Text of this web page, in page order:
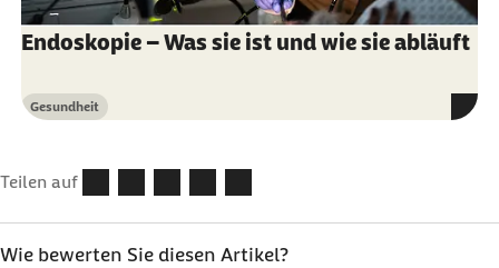
Endoskopie – Was sie ist und wie sie abläuft
Kategorie
Gesundheit
Teilen auf
Wie bewerten Sie diesen Artikel?